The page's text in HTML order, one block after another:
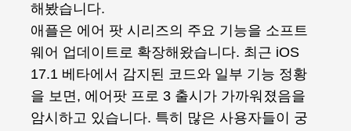
해봤습니다.
애플은 에어 팟 시리즈의 주요 기능을 소프트
웨어 업데이트로 확장해왔습니다. 최근 iOS
17.1 베타에서 감지된 코드와 일부 기능 정황
을 보면, 에어팟 프로 3 출시가 가까워졌음을
암시하고 있습니다. 특히 많은 사용자들이 궁